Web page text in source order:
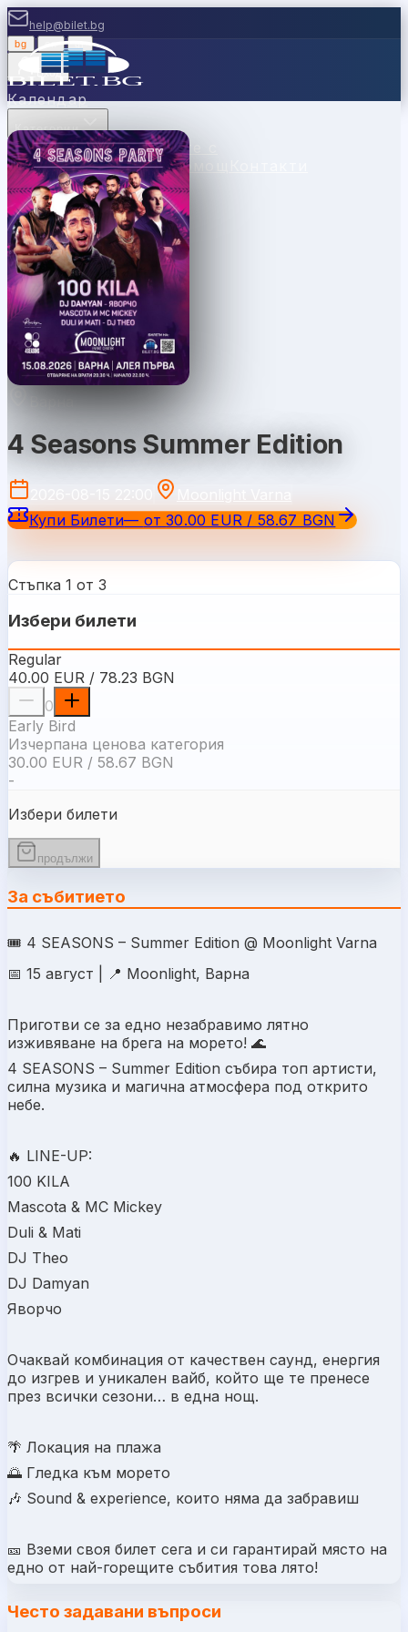
help@bilet.bg
bg |
Вход
Календар
Категории
МестаКасиПродавайте с
насВаучериНовиниПомощ
Варна
4 Seasons Summer Edition
Купи Билети— от 30.00 EUR / 58.67 BGN
Стъпка 1 от 3
Избери билети
Regular
40.00 EUR / 78.23 BGN
0
Early Bird
Изчерпана ценова категория
30.00 EUR / 58.67 BGN
-
Избери билети
продължи
За събитието
🎟️ 4 SEASONS – Summer Edition @ Moonlight Varna
📅 15 август | 📍 Moonlight, Варна
Приготви се за едно незабравимо лятно
изживяване на брега на морето! 🌊
4 SEASONS – Summer Edition събира топ артисти,
силна музика и магична атмосфера под открито
небе.
🔥 LINE-UP:
100 KILA
Mascota & MC Mickey
Duli & Mati
DJ Theo
DJ Damyan
Яворчо
Очаквай комбинация от качествен саунд, енергия
до изгрев и уникален вайб, който ще те пренесе
през всички сезони… в една нощ.
🌴 Локация на плажа
🌅 Гледка към морето
🎶 Sound & experience, които няма да забравиш
🎫 Вземи своя билет сега и си гарантирай място на
едно от най-горещите събития това лято!
Често задавани въпроси